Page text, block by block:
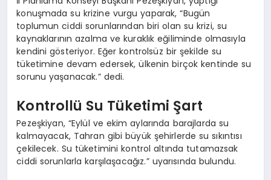
konuşmada su krizine vurgu yaparak, “Bugün
toplumun ciddi sorunlarından biri olan su krizi, su
kaynaklarının azalma ve kuraklık eğiliminde olmasıyla
kendini gösteriyor. Eğer kontrolsüz bir şekilde su
tüketimine devam edersek, ülkenin birçok kentinde su
sorunu yaşanacak.” dedi.
Kontrollü Su Tüketimi Şart
Pezeşkiyan, “Eylül ve ekim aylarında barajlarda su
kalmayacak, Tahran gibi büyük şehirlerde su sıkıntısı
çekilecek. Su tüketimini kontrol altında tutamazsak
ciddi sorunlarla karşılaşacağız.” uyarısında bulundu.